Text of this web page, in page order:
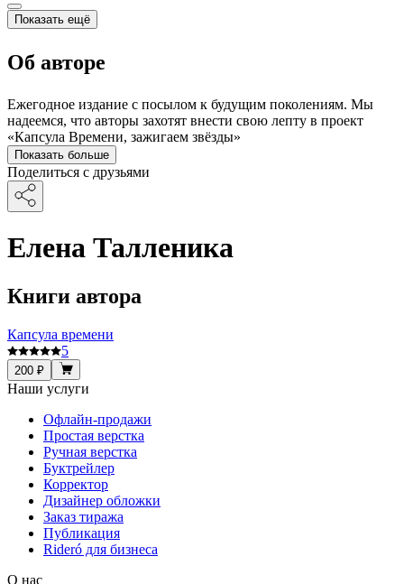
Показать ещё
Об авторе
Ежегодное издание с посылом к будущим поколениям. Мы
надеемся, что авторы захотят внести свою лепту в проект
«Капсула Времени, зажигаем звёзды»
Показать больше
Поделиться с друзьями
Елена Талленика
Книги автора
Капсула времени
5
200 ₽
Наши услуги
Офлайн-продажи
Простая верстка
Ручная верстка
Буктрейлер
Корректор
Дизайнер обложки
Заказ тиража
Публикация
Rideró для бизнеса
О нас